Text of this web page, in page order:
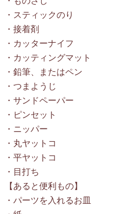
・スティックのり
・接着剤
・カッターナイフ
・カッティングマット
・鉛筆、またはペン
・つまようじ
・サンドペーパー
・ピンセット
・ニッパー
・丸ヤットコ
・平ヤットコ
・目打ち
【あると便利もの】
・パーツを入れるお皿